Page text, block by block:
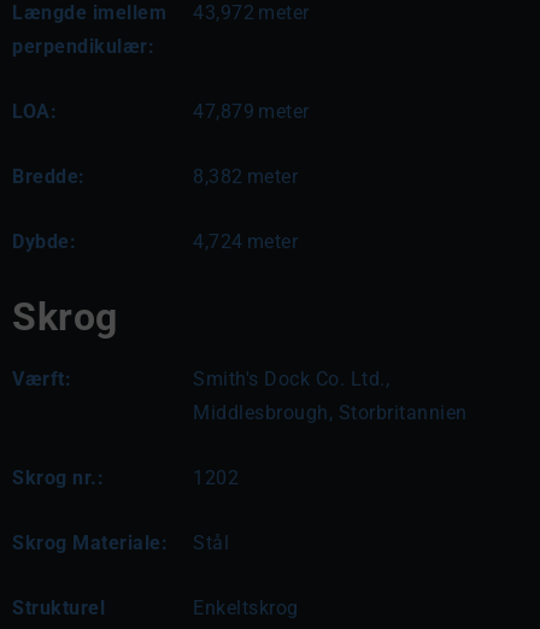
Længde imellem
perpendikulær:
43,972 meter
LOA: 47,879 meter
Bredde: 8,382 meter
Dybde: 4,724 meter
Skrog
Værft:
Smith's Dock Co. Ltd.,
Middlesbrough, Storbritannien
Skrog nr.: 1202
Skrog Materiale: Stål
Strukturel
Enkeltskrog